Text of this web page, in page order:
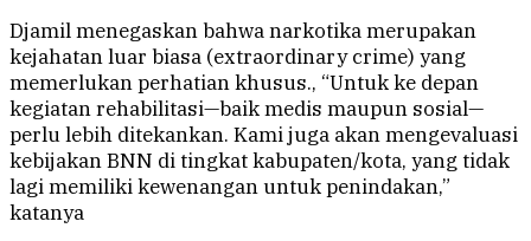
Djamil menegaskan bahwa narkotika merupakan
kejahatan luar biasa (extraordinary crime) yang
memerlukan perhatian khusus., “Untuk ke depan
kegiatan rehabilitasi—baik medis maupun sosial—
perlu lebih ditekankan. Kami juga akan mengevaluasi
kebijakan BNN di tingkat kabupaten/kota, yang tidak
lagi memiliki kewenangan untuk penindakan,”
katanya